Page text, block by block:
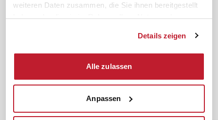
weiteren Daten zusammen, die Sie ihnen bereitgestellt
haben oder die sie im Rahmen Ihrer Nutzung der
Details zeigen
Alle zulassen
Anpassen
meinifb
ifb-App Betriebsrat360
BR-Wahl
JAV-Wahl
News. Wissen. Themen.
News & Fachthemen
Rechtsprechung
Folgen Sie uns
Qualität!